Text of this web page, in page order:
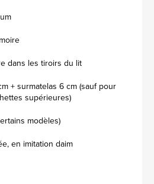
dans les tiroirs du lit
+ surmatelas 6 cm (sauf pour
supérieures)
modèles)
en imitation daim